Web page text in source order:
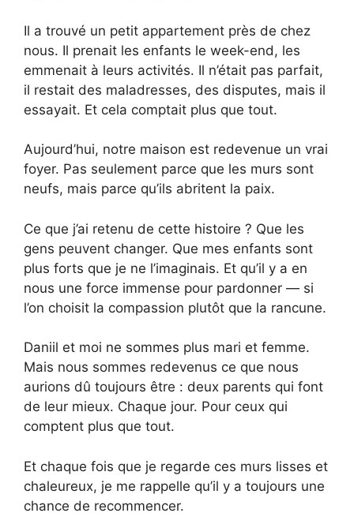
Il a trouvé un petit appartement près de chez
nous. Il prenait les enfants le week-end, les
emmenait à leurs activités. Il n’était pas parfait,
il restait des maladresses, des disputes, mais il
essayait. Et cela comptait plus que tout.
Aujourd’hui, notre maison est redevenue un vrai
foyer. Pas seulement parce que les murs sont
neufs, mais parce qu’ils abritent la paix.
Ce que j’ai retenu de cette histoire ? Que les
gens peuvent changer. Que mes enfants sont
plus forts que je ne l’imaginais. Et qu’il y a en
nous une force immense pour pardonner — si
l’on choisit la compassion plutôt que la rancune.
Daniil et moi ne sommes plus mari et femme.
Mais nous sommes redevenus ce que nous
aurions dû toujours être : deux parents qui font
de leur mieux. Chaque jour. Pour ceux qui
comptent plus que tout.
Et chaque fois que je regarde ces murs lisses et
chaleureux, je me rappelle qu’il y a toujours une
chance de recommencer.